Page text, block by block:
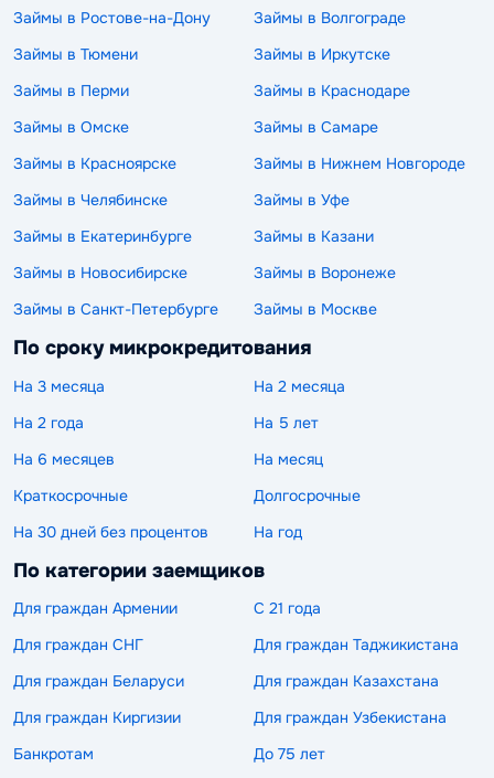
Займы в Ростове-на-Дону
Займы в Волгограде
Займы в Тюмени
Займы в Иркутске
Займы в Перми
Займы в Краснодаре
Займы в Омске
Займы в Самаре
Займы в Красноярске
Займы в Нижнем Новгороде
Займы в Челябинске
Займы в Уфе
Займы в Екатеринбурге
Займы в Казани
Займы в Новосибирске
Займы в Воронеже
Займы в Санкт-Петербурге
Займы в Москве
По сроку микрокредитования
На 3 месяца
На 2 месяца
На 2 года
На 5 лет
На 6 месяцев
На месяц
Краткосрочные
Долгосрочные
На 30 дней без процентов
На год
По категории заемщиков
Для граждан Армении
С 21 года
Для граждан СНГ
Для граждан Таджикистана
Для граждан Беларуси
Для граждан Казахстана
Для граждан Киргизии
Для граждан Узбекистана
Банкротам
До 75 лет